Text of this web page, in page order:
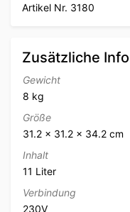
Artikel Nr. 3180
Zusätzliche
Gewicht
8 kg
Größe
31.2 × 31.2 × 34.2 cm
Inhalt
11 Liter
Verbindung
230V